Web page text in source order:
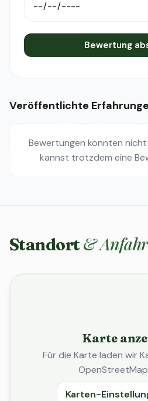
Bewertung
Veröffentlichte
Bewertungen konnten
kannst trotzdem eine
Standort &
Karte
Für die Karte laden wir
Karten-